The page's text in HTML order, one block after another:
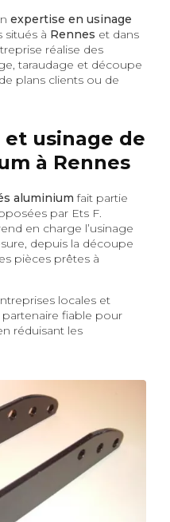
expertise en usinage
situés à Rennes et dans
réalise des
taraudage et découpe
plans clients ou de
usinage de
à Rennes
aluminium fait partie
par Ets F.
en charge l’usinage
depuis la découpe
pièces prêtes à
locales et
partenaire fiable pour
réduisant les